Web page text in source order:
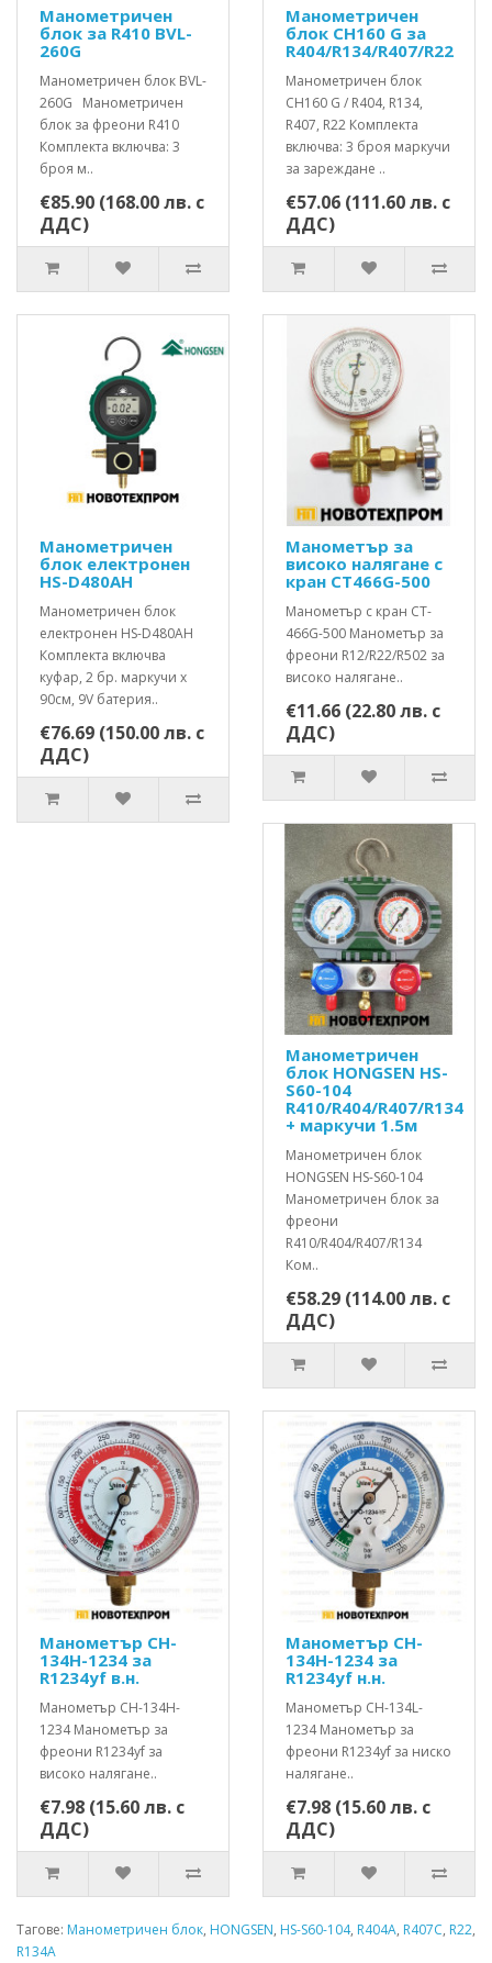
Манометричен
блок за R410 BVL-
260G
Манометричен блок BVL-
260G Манометричен
блок за фреони R410
Комплекта включва: 3
броя м..
€85.90 (168.00 лв. с
ДДС)
Манометричен
блок CH160 G за
R404/R134/R407/R22
Манометричен блок
CH160 G / R404, R134,
R407, R22 Комплекта
включва: 3 броя маркучи
за зареждане ..
€57.06 (111.60 лв. с
ДДС)
Манометричен
блок електронен
HS-D480AH
Манометричен блок
електронен HS-D480AH
Комплекта включва
куфар, 2 бр. маркучи х
90см, 9V батерия..
€76.69 (150.00 лв. с
ДДС)
Манометър за
високо налягане с
кран CT466G-500
Манометър с кран CT-
466G-500 Манометър за
фреони R12/R22/R502 за
високо налягане..
€11.66 (22.80 лв. с
ДДС)
Манометричен
блок HONGSEN HS-
S60-104
R410/R404/R407/R134
+ маркучи 1.5м
Манометричен блок
HONGSEN HS-S60-104
Манометричен блок за
фреони
R410/R404/R407/R134
Ком..
€58.29 (114.00 лв. с
ДДС)
Манометър CH-
134H-1234 за
R1234yf в.н.
Манометър CH-134H-
1234 Манометър за
фреони R1234yf за
високо налягане..
€7.98 (15.60 лв. с
ДДС)
Манометър CH-
134H-1234 за
R1234yf н.н.
Манометър CH-134L-
1234 Манометър за
фреони R1234yf за ниско
налягане..
€7.98 (15.60 лв. с
ДДС)
Тагове: Манометричен блок, HONGSEN, HS-S60-104, R404A, R407C, R22,
R134A